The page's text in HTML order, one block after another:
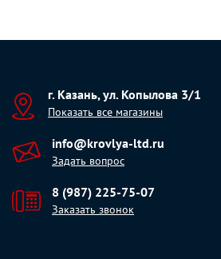
г. Казань, ул. Копылова 3/1
Показать все магазины
info@krovlya-ltd.ru
Задать вопрос
8 (987) 225-75-07
Заказать звонок